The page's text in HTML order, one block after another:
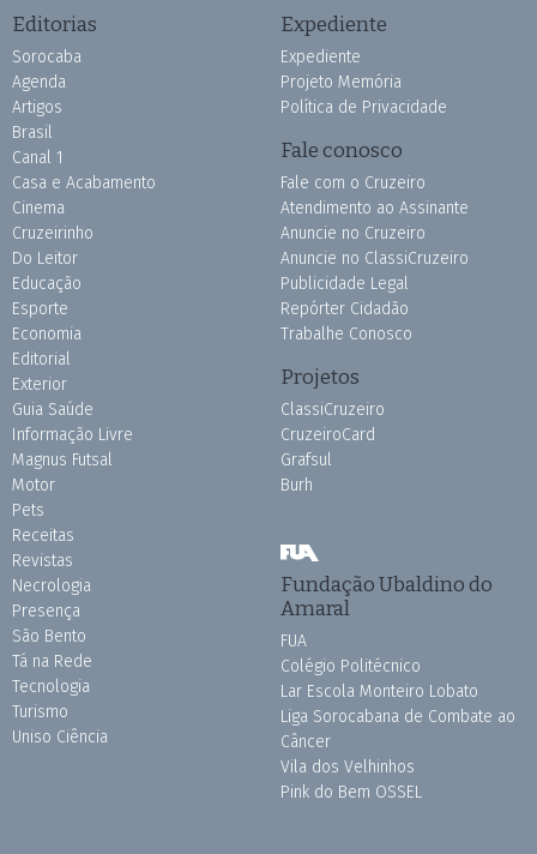
Editorias
Sorocaba
Agenda
Artigos
Brasil
Canal 1
Casa e Acabamento
Cinema
Cruzeirinho
Do Leitor
Educação
Esporte
Economia
Editorial
Exterior
Guia Saúde
Informação Livre
Magnus Futsal
Motor
Pets
Receitas
Revistas
Necrologia
Presença
São Bento
Tá na Rede
Tecnologia
Turismo
Uniso Ciência
Expediente
Expediente
Projeto Memória
Política de Privacidade
Fale conosco
Fale com o Cruzeiro
Atendimento ao Assinante
Anuncie no Cruzeiro
Anuncie no ClassiCruzeiro
Publicidade Legal
Repórter Cidadão
Trabalhe Conosco
Projetos
ClassiCruzeiro
CruzeiroCard
Grafsul
Burh
Fundação Ubaldino do
Amaral
FUA
Colégio Politécnico
Lar Escola Monteiro Lobato
Liga Sorocabana de Combate ao
Câncer
Vila dos Velhinhos
Pink do Bem OSSEL